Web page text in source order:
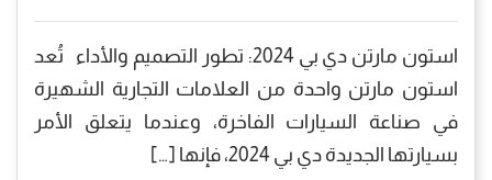
استون مارتن دي بي 2024: تطور التصميم والأداء تُعد
استون مارتن واحدة من العلامات التجارية الشهيرة
في صناعة السيارات الفاخرة، وعندما يتعلق الأمر
بسيارتها الجديدة دي بي 2024، فإنها […]